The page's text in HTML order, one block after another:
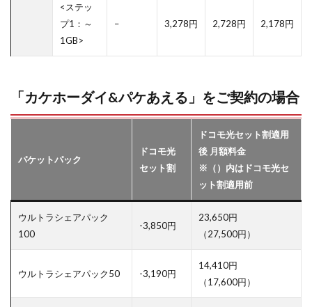
<ステッ
プ1：～
1GB>
– 3,278円 2,728円 2,178円
「カケホーダイ&パケあえる」をご契約の場合
パケットパック
ドコモ光
セット割
ドコモ光セット割適用
後 月額料金
※（）内はドコモ光セ
ット割適用前
ウルトラシェアパック
100
-3,850円
23,650円
（27,500円）
ウルトラシェアパック50 -3,190円
14,410円
（17,600円）